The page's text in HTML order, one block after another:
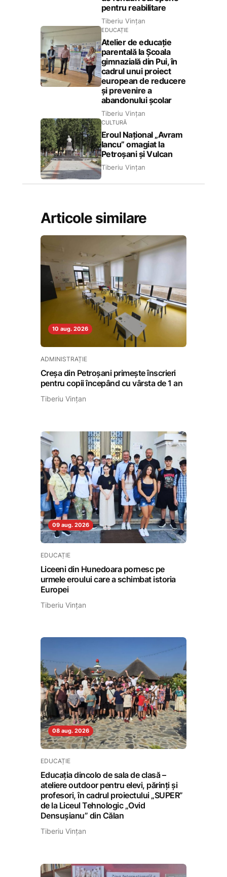
pentru reabilitare
Tiberiu Vințan
EDUCAȚIE
Atelier de educație
parentală la Școala
gimnazială din Pui, în
cadrul unui proiect
european de reducere
și prevenire a
abandonului școlar
Tiberiu Vințan
CULTURĂ
Eroul Național „Avram
Iancu” omagiat la
Petroșani și Vulcan
Tiberiu Vințan
Articole similare
10 aug. 2026
ADMINISTRAȚIE
Creșa din Petroșani primește înscrieri
pentru copii începând cu vârsta de 1 an
Tiberiu Vințan
09 aug. 2026
EDUCAȚIE
Liceeni din Hunedoara pornesc pe
urmele eroului care a schimbat istoria
Europei
Tiberiu Vințan
08 aug. 2026
EDUCAȚIE
Educația dincolo de sala de clasă –
ateliere outdoor pentru elevi, părinți și
profesori, în cadrul proiectului „SUPER”
de la Liceul Tehnologic „Ovid
Densușianu” din Călan
Tiberiu Vințan